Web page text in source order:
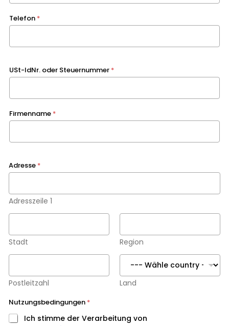
Telefon *
USt-IdNr. oder Steuernummer *
Firmenname *
Adresse *
Adresszeile 1
Stadt Region
Postleitzahl Land
Nutzungsbedingungen *
Ich stimme der Verarbeitung von